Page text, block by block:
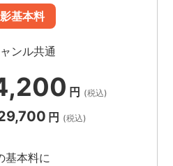
基本料
ンル共通
円 (税込)
円 (税込)
基本料に